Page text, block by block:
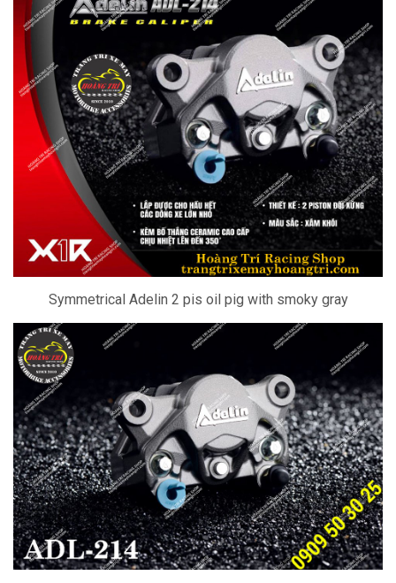
Symmetrical Adelin 2 pis oil pig with smoky gray